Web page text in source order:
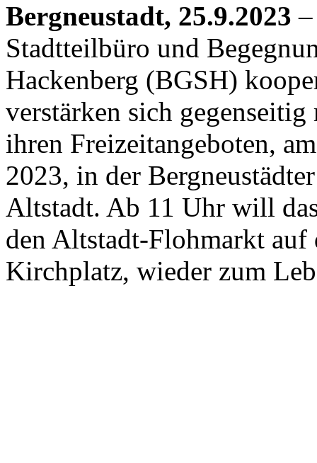
Bergneustadt, 25.9.2023
Stadtteilbüro und
Hackenberg (BGSH)
verstärken sich gegenseitig
ihren Freizeitangeboten,
2023, in der Bergneustädter
Altstadt. Ab 11 Uhr will
den Altstadt-Flohmarkt auf
Kirchplatz, wieder zum